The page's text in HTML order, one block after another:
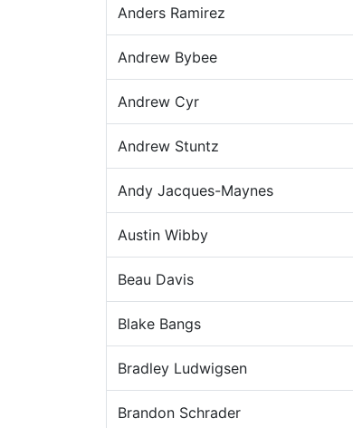
Anders Ramirez
Andrew Bybee
Andrew Cyr
Andrew Stuntz
Andy Jacques-Maynes
Austin Wibby
Beau Davis
Blake Bangs
Bradley Ludwigsen
Brandon Schrader